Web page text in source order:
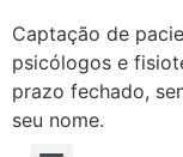
Captação de
psicólogos e
prazo fechado,
seu nome.